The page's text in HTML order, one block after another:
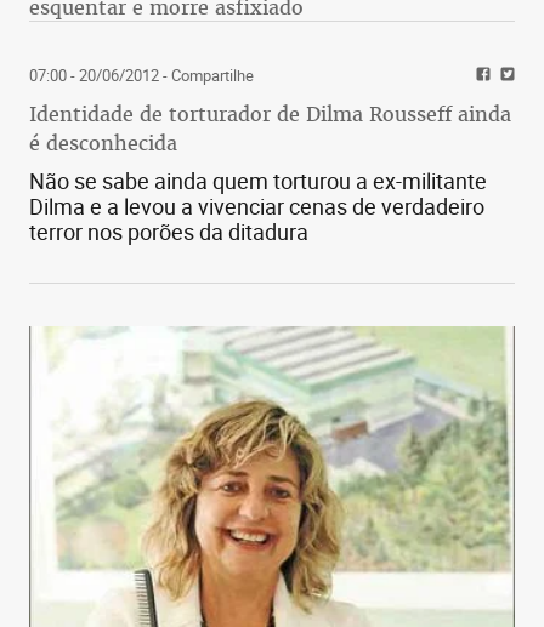
esquentar e morre asfixiado
07:00 - 20/06/2012- Compartilhe
Identidade de torturador de Dilma Rousseff ainda
é desconhecida
Não se sabe ainda quem torturou a ex-militante
Dilma e a levou a vivenciar cenas de verdadeiro
terror nos porões da ditadura